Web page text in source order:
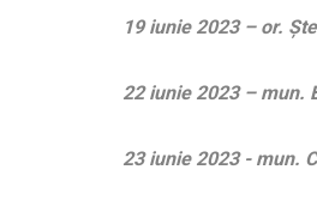
19 iunie 2023 – or.
22 iunie 2023 – mun.
23 iunie 2023 - mun.